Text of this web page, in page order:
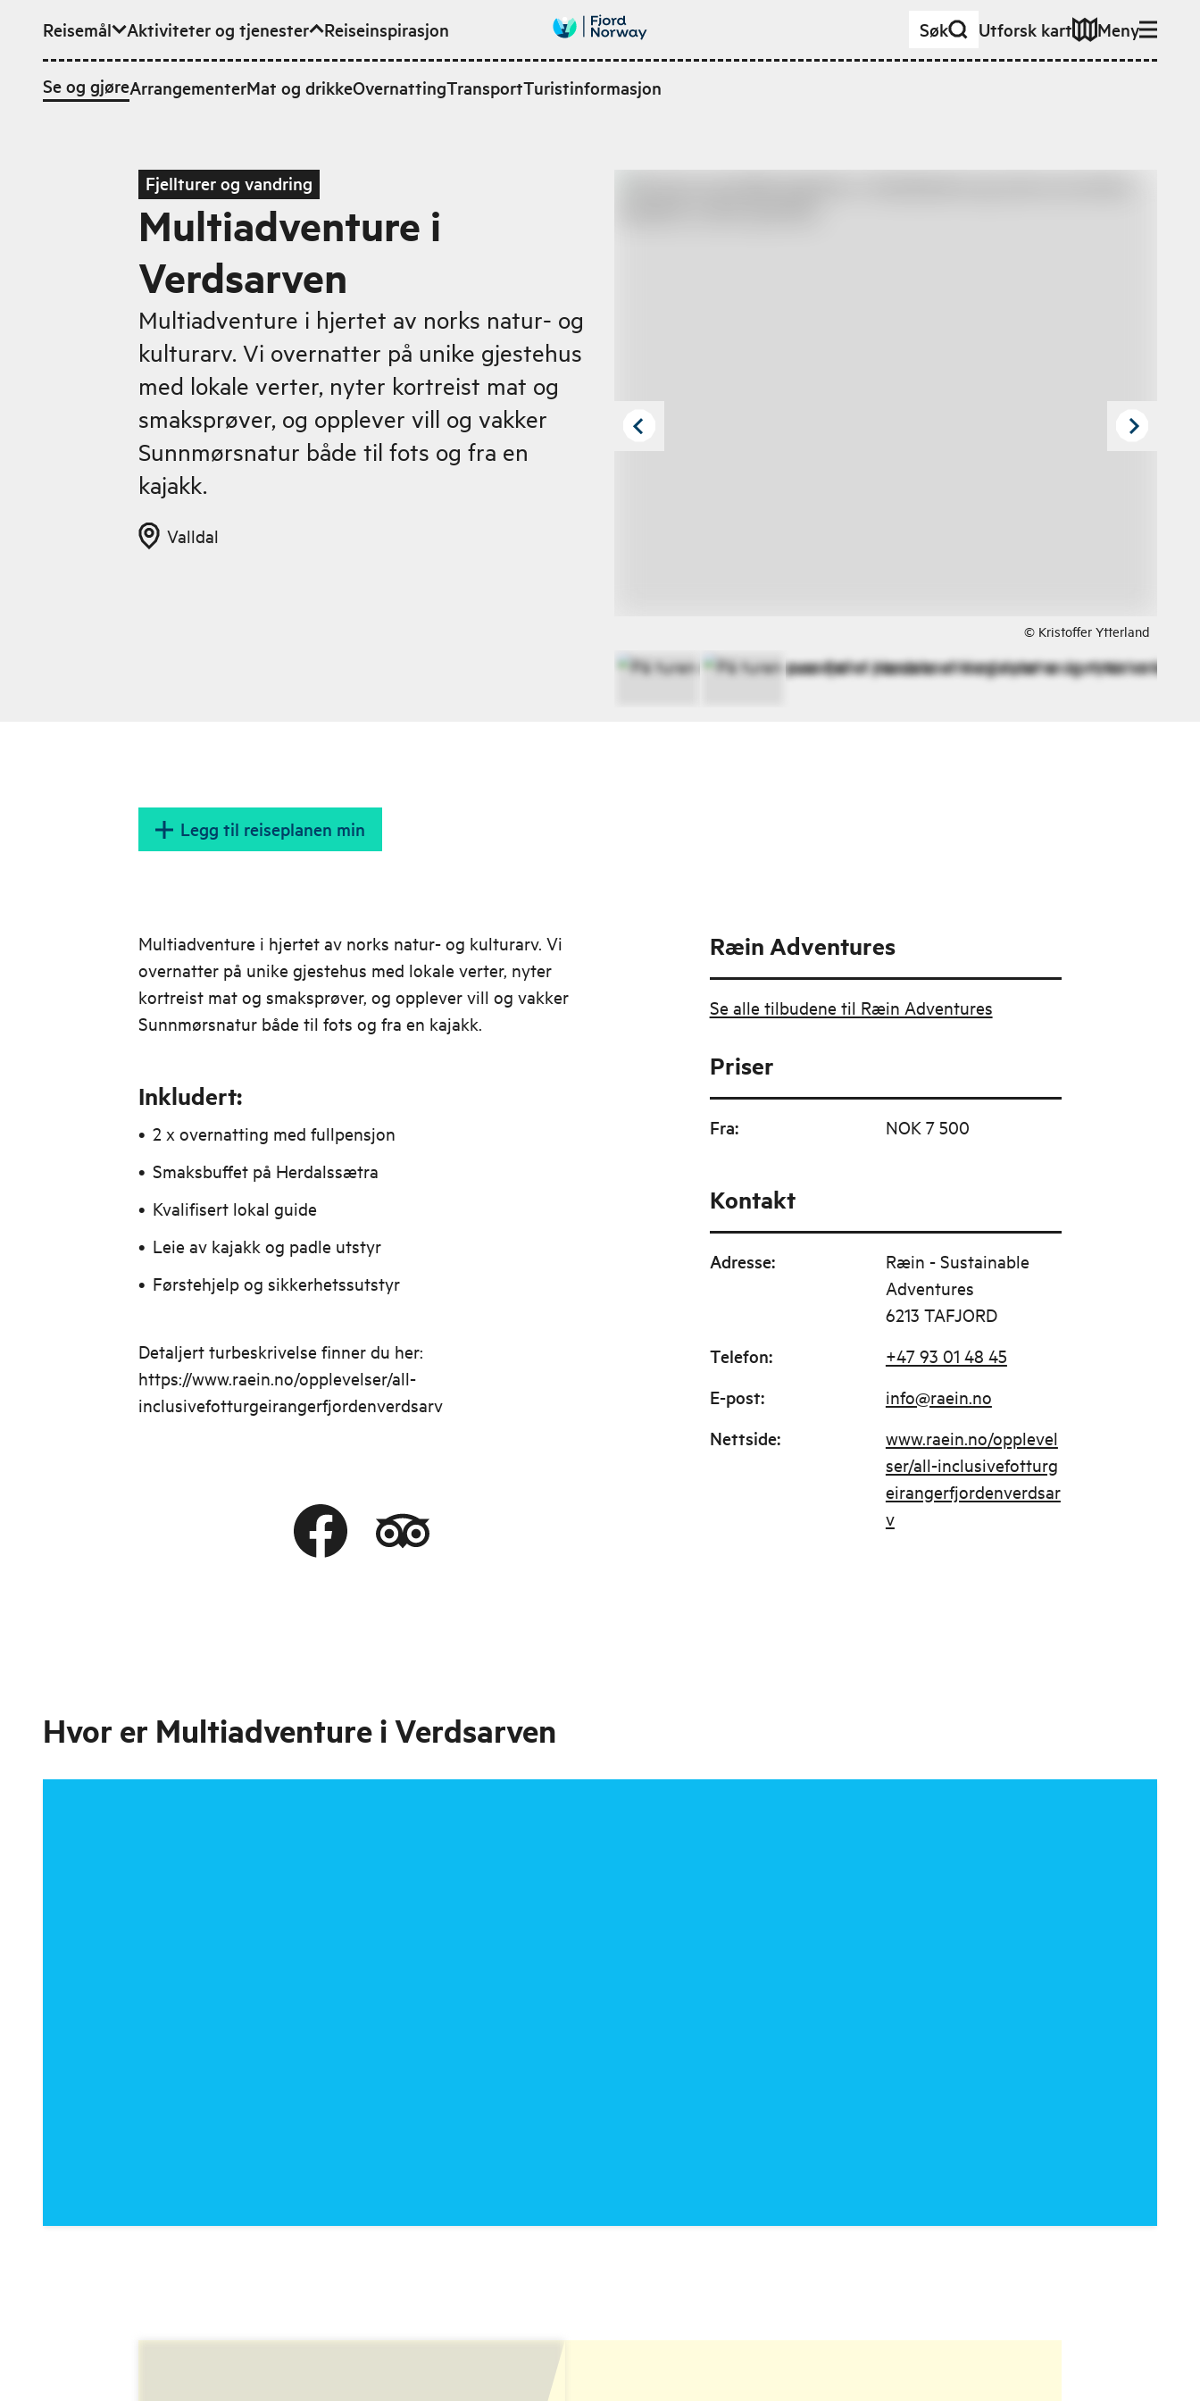
Hopp til hovedinnhold
Reisemål Aktiviteter og tjenester
Se og gjøreArrangementerMat og drikkeOvernattingTransportTuristinformasjon
Reiseinspirasjon Søk Utforsk kart Meny
Fjellturer og vandring
Multiadventure i
Verdsarven
Multiadventure i hjertet av norks natur- og
kulturarv. Vi overnatter på unike gjestehus
med lokale verter, nyter kortreist mat og
smaksprøver, og opplever vill og vakker
Sunnmørsnatur både til fots og fra en
kajakk.
Valldal
© Kristoffer Ytterland
Legg til reiseplanen min
Multiadventure i hjertet av norks natur- og kulturarv. Vi
overnatter på unike gjestehus med lokale verter, nyter
kortreist mat og smaksprøver, og opplever vill og vakker
Sunnmørsnatur både til fots og fra en kajakk.
Inkludert:
2 x overnatting med fullpensjon
Smaksbuffet på Herdalssætra
Kvalifisert lokal guide
Leie av kajakk og padle utstyr
Førstehjelp og sikkerhetssutstyr
Detaljert turbeskrivelse finner du her:
https://www.raein.no/opplevelser/all-
inclusivefotturgeirangerfjordenverdsarv
Ræin Adventures
Se alle tilbudene til Ræin Adventures
Priser
Fra: NOK 7 500
Kontakt
Adresse:
Ræin - Sustainable
Adventures
6213 TAFJORD
Telefon: +47 93 01 48 45
E-post: info@raein.no
Nettside:
www.raein.no/opplevel
ser/all-inclusivefotturg
eirangerfjordenverdsar
v
Hvor er Multiadventure i Verdsarven